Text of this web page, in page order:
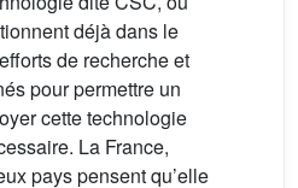
déjà dans le
de recherche et
pour permettre un
cette technologie
La France,
pays pensent qu’elle